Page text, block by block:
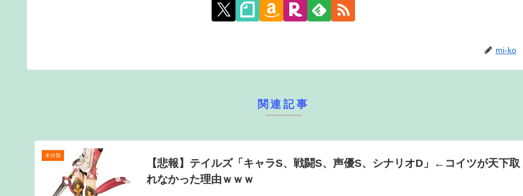
mi-ko
関連記事
未分類
【悲報】テイルズ「キャラS、戦闘S、声優S、シナリオD」←コイツが天下取
れなかった理由ｗｗｗ